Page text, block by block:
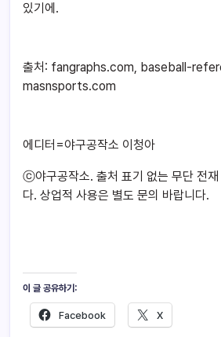
있기에.
출처: fangraphs.com, baseball-
masnsports.com
에디터=야구공작소 이청아
ⓒ야구공작소. 출처 표기 없는 무단 전재
다. 상업적 사용은 별도 문의 바랍니다.
이 글 공유하기:
Facebook X